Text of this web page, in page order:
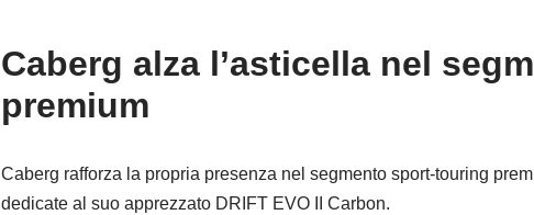
Caberg alza l’asticella nel
premium
Caberg rafforza la propria presenza nel segmento sport-touring
dedicate al suo apprezzato DRIFT EVO II Carbon.